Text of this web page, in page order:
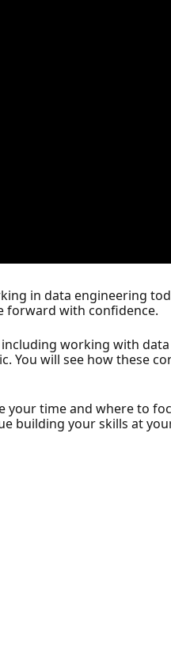
in data engineering
forward with confidence.
working with
will see how these
your time and where to
building your skills at